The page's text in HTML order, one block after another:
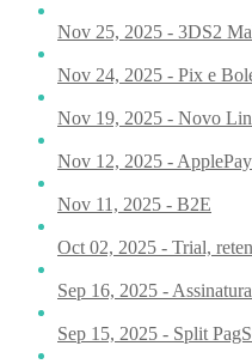
Nov 25, 2025 - 3DS2
Nov 24, 2025 - Pix e
Nov 19, 2025 - Novo
Nov 12, 2025 -
Nov 11, 2025 - B2E
Oct 02, 2025 - Trial,
Sep 16, 2025 -
Sep 15, 2025 - Split